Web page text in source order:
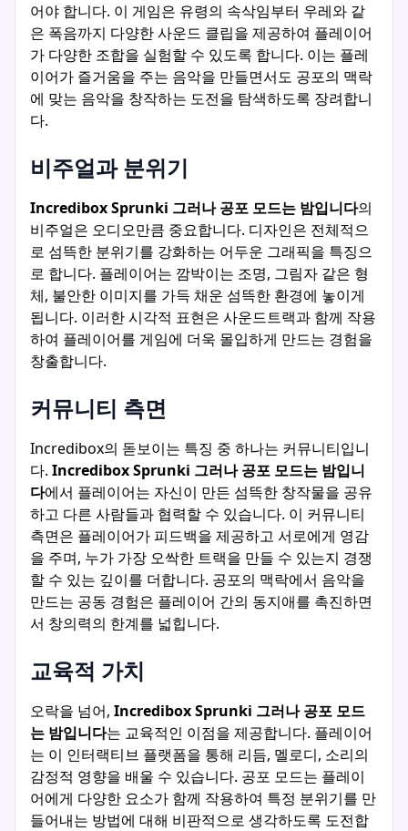
어야 합니다. 이 게임은 유령의 속삭임부터 우레와 같
은 폭음까지 다양한 사운드 클립을 제공하여 플레이어
가 다양한 조합을 실험할 수 있도록 합니다. 이는 플레
이어가 즐거움을 주는 음악을 만들면서도 공포의 맥락
에 맞는 음악을 창작하는 도전을 탐색하도록 장려합니
다.
비주얼과 분위기
Incredibox Sprunki 그러나 공포 모드는 밤입니다의
비주얼은 오디오만큼 중요합니다. 디자인은 전체적으
로 섬뜩한 분위기를 강화하는 어두운 그래픽을 특징으
로 합니다. 플레이어는 깜박이는 조명, 그림자 같은 형
체, 불안한 이미지를 가득 채운 섬뜩한 환경에 놓이게
됩니다. 이러한 시각적 표현은 사운드트랙과 함께 작용
하여 플레이어를 게임에 더욱 몰입하게 만드는 경험을
창출합니다.
커뮤니티 측면
Incredibox의 돋보이는 특징 중 하나는 커뮤니티입니
다. Incredibox Sprunki 그러나 공포 모드는 밤입니
다에서 플레이어는 자신이 만든 섬뜩한 창작물을 공유
하고 다른 사람들과 협력할 수 있습니다. 이 커뮤니티
측면은 플레이어가 피드백을 제공하고 서로에게 영감
을 주며, 누가 가장 오싹한 트랙을 만들 수 있는지 경쟁
할 수 있는 깊이를 더합니다. 공포의 맥락에서 음악을
만드는 공동 경험은 플레이어 간의 동지애를 촉진하면
서 창의력의 한계를 넓힙니다.
교육적 가치
오락을 넘어, Incredibox Sprunki 그러나 공포 모드
는 밤입니다는 교육적인 이점을 제공합니다. 플레이어
는 이 인터랙티브 플랫폼을 통해 리듬, 멜로디, 소리의
감정적 영향을 배울 수 있습니다. 공포 모드는 플레이
어에게 다양한 요소가 함께 작용하여 특정 분위기를 만
들어내는 방법에 대해 비판적으로 생각하도록 도전합